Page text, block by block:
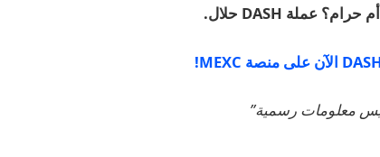
معلومات رسمية”